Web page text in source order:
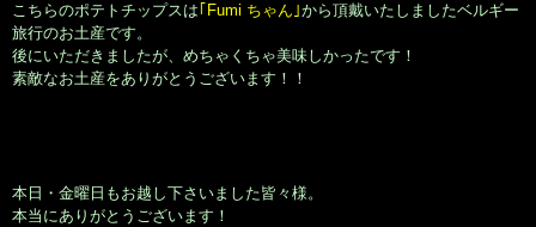
こちらのポテトチップスは｢Fumi ちゃん｣から頂戴いたしましたベルギー
旅行のお土産です。
後にいただきましたが、めちゃくちゃ美味しかったです！
素敵なお土産をありがとうございます！！
本日・金曜日もお越し下さいました皆々様。
本当にありがとうございます！